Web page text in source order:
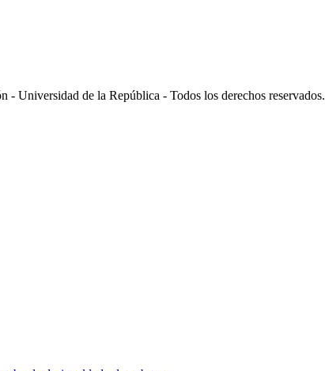
Universidad de la República - Todos los derechos reservados.